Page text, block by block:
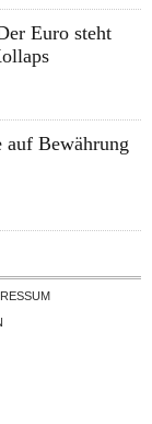
Euro steht
auf Bewährung